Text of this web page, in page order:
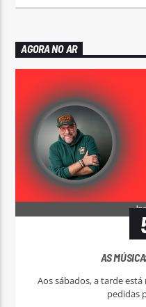
AGORA NO AR
AS
Aos sábados, a tarde
pedidas